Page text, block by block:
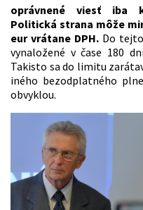
oprávnené viesť iba
Politická strana môže
eur vrátane DPH. Do
vynaložené v čase 180
Takisto sa do limitu
iného bezodplatného
obvyklou.